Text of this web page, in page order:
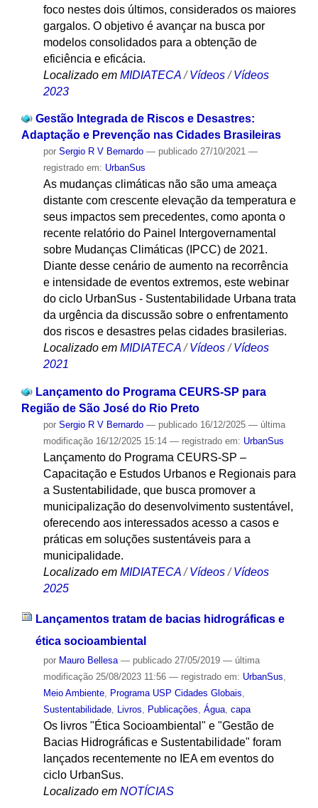
foco nestes dois últimos, considerados os maiores
gargalos. O objetivo é avançar na busca por
modelos consolidados para a obtenção de
eficiência e eficácia.
Localizado em MIDIATECA /Vídeos /Vídeos
2023
Gestão Integrada de Riscos e Desastres:
Adaptação e Prevenção nas Cidades Brasileiras
por Sergio R V Bernardo — publicado27/10/2021 —
registrado em: UrbanSus
As mudanças climáticas não são uma ameaça
distante com crescente elevação da temperatura e
seus impactos sem precedentes, como aponta o
recente relatório do Painel Intergovernamental
sobre Mudanças Climáticas (IPCC) de 2021.
Diante desse cenário de aumento na recorrência
e intensidade de eventos extremos, este webinar
do ciclo UrbanSus - Sustentabilidade Urbana trata
da urgência da discussão sobre o enfrentamento
dos riscos e desastres pelas cidades brasilerias.
Localizado em MIDIATECA / Vídeos / Vídeos
2021
Lançamento do Programa CEURS-SP para
Região de São José do Rio Preto
por Sergio R V Bernardo — publicado16/12/2025 — última
modificação16/12/2025 15:14 — registrado em: UrbanSus
Lançamento do Programa CEURS-SP –
Capacitação e Estudos Urbanos e Regionais para
a Sustentabilidade, que busca promover a
municipalização do desenvolvimento sustentável,
oferecendo aos interessados acesso a casos e
práticas em soluções sustentáveis para a
municipalidade.
Localizado em MIDIATECA /Vídeos /Vídeos
2025
Lançamentos tratam de bacias hidrográficas e
ética socioambiental
por Mauro Bellesa — publicado27/05/2019 — última
modificação25/08/2023 11:56 — registrado em: UrbanSus
Meio Ambiente, Programa USP Cidades Globais
Sustentabilidade, Livros Publicações Água, capa
Os livros "Ética Socioambiental" e "Gestão de
Bacias Hidrográficas e Sustentabilidade" foram
lançados recentemente no IEA em eventos do
ciclo UrbanSus.
Localizado em NOTÍCIAS